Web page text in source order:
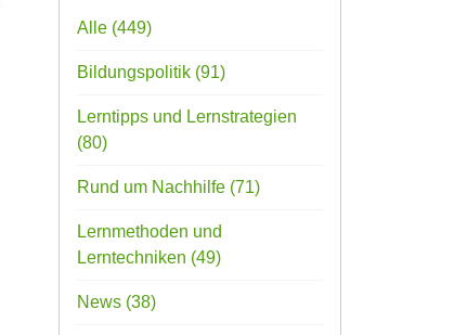
Alle (449)
Bildungspolitik (91)
Lerntipps und Lernstrategien
(80)
Rund um Nachhilfe (71)
Lernmethoden und
Lerntechniken (49)
News (38)